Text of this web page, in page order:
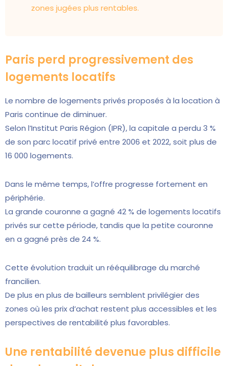
zones jugées plus rentables.
Paris perd progressivement des
logements locatifs
Le nombre de logements privés proposés à la location à
Paris continue de diminuer.
Selon l’Institut Paris Région (IPR), la capitale a perdu 3 %
de son parc locatif privé entre 2006 et 2022, soit plus de
16 000 logements.
Dans le même temps, l’offre progresse fortement en
périphérie.
La grande couronne a gagné 42 % de logements locatifs
privés sur cette période, tandis que la petite couronne
en a gagné près de 24 %.
Cette évolution traduit un rééquilibrage du marché
francilien.
De plus en plus de bailleurs semblent privilégier des
zones où les prix d’achat restent plus accessibles et les
perspectives de rentabilité plus favorables.
Une rentabilité devenue plus difficile